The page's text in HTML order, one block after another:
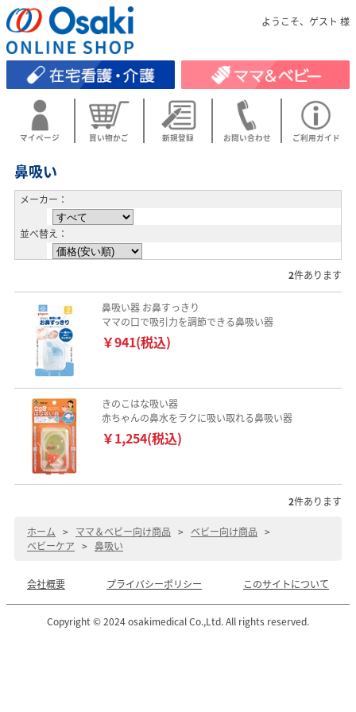
ようこそ、ゲスト 様
マイページ 買い物かご 新規登録 お問い合わせ ご利用ガイド
鼻吸い
メーカー：
並べ替え：
2件あります
鼻吸い器 お鼻すっきり
ママの口で吸引力を調節できる鼻吸い器
￥941(税込)
きのこはな吸い器
赤ちゃんの鼻水をラクに吸い取れる鼻吸い器
￥1,254(税込)
2件あります
ホーム > ママ＆ベビー向け商品 > ベビー向け商品 >
ベビーケア > 鼻吸い
会社概要 プライバシーポリシー このサイトについて
Copyright © 2024 osakimedical Co.,Ltd. All rights reserved.